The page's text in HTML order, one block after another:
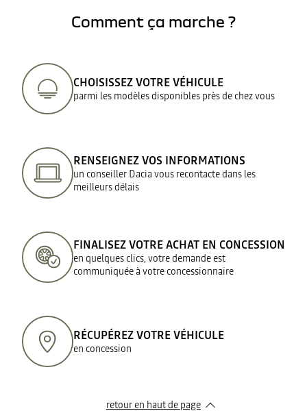
Comment ça marche ?
CHOISISSEZ VOTRE VÉHICULE
parmi les modèles disponibles près de chez vous
RENSEIGNEZ VOS INFORMATIONS
un conseiller Dacia vous recontacte dans les
meilleurs délais
FINALISEZ VOTRE ACHAT EN CONCESSION
en quelques clics, votre demande est
communiquée à votre concessionnaire
RÉCUPÉREZ VOTRE VÉHICULE
en concession
retour en haut de page​